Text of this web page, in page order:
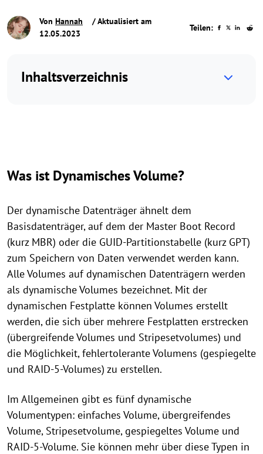
Von Hannah
/ Aktualisiert am
12.05.2023
Teilen:
Inhaltsverzeichnis
Was ist Dynamisches Volume?
Der dynamische Datenträger ähnelt dem
Basisdatenträger, auf dem der Master Boot Record
(kurz MBR) oder die GUID-Partitionstabelle (kurz GPT)
zum Speichern von Daten verwendet werden kann.
Alle Volumes auf dynamischen Datenträgern werden
als dynamische Volumes bezeichnet. Mit der
dynamischen Festplatte können Volumes erstellt
werden, die sich über mehrere Festplatten erstrecken
(übergreifende Volumes und Stripesetvolumes) und
die Möglichkeit, fehlertolerante Volumens (gespiegelte
und RAID-5-Volumes) zu erstellen.
Im Allgemeinen gibt es fünf dynamische
Volumentypen: einfaches Volume, übergreifendes
Volume, Stripesetvolume, gespiegeltes Volume und
RAID-5-Volume. Sie können mehr über diese Typen in